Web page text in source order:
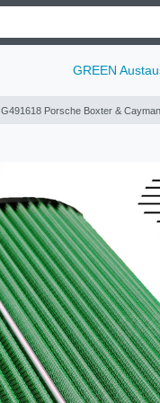
GREEN
G491618 Porsche Boxter &